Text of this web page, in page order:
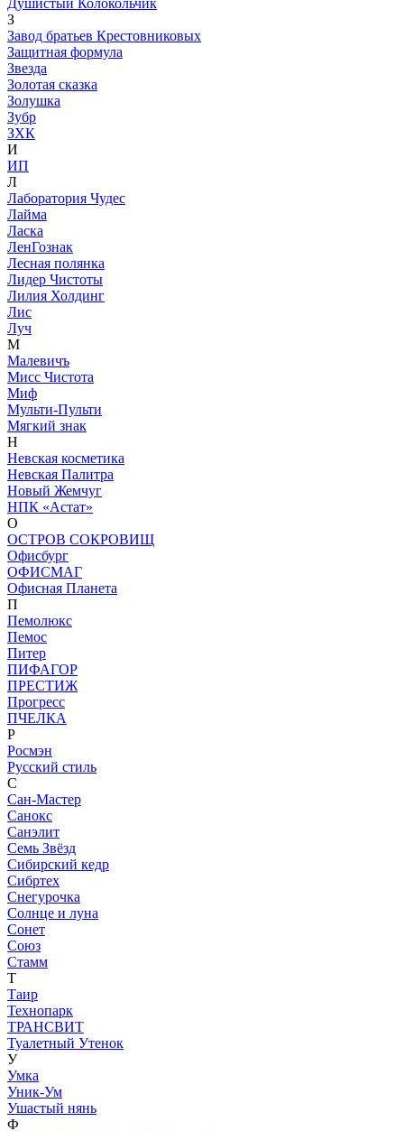
Душистый Колокольчик
З
Завод братьев Крестовниковых
Защитная формула
Звезда
Золотая сказка
Золушка
Зубр
ЗХК
И
ИП
Л
Лаборатория Чудес
Лайма
Ласка
ЛенГознак
Лесная полянка
Лидер Чистоты
Лилия Холдинг
Лис
Луч
М
Малевичъ
Мисс Чистота
Миф
Мульти-Пульти
Мягкий знак
Н
Невская косметика
Невская Палитра
Новый Жемчуг
НПК «Астат»
О
ОСТРОВ СОКРОВИЩ
Офисбург
ОФИСМАГ
Офисная Планета
П
Пемолюкс
Пемос
Питер
ПИФАГОР
ПРЕСТИЖ
Прогресс
ПЧЕЛКА
Р
Росмэн
Русский стиль
С
Сан-Мастер
Санокс
Санэлит
Семь Звёзд
Сибирский кедр
Сибртех
Снегурочка
Солнце и луна
Сонет
Союз
Стамм
Т
Таир
Технопарк
ТРАНСВИТ
Туалетный Утенок
У
Умка
Уник-Ум
Ушастый нянь
Ф